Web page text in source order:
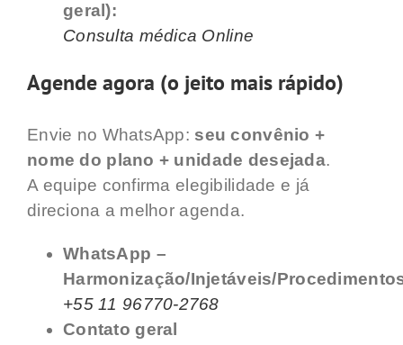
geral):
Consulta médica Online
Agende agora (o jeito mais rápido)
Envie no WhatsApp: seu convênio +
nome do plano + unidade desejada.
A equipe confirma elegibilidade e já
direciona a melhor agenda.
WhatsApp –
Harmonização/Injetáveis/
+55 11 96770-2768
Contato geral